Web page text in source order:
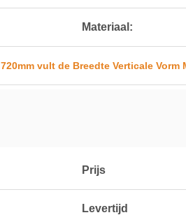
Materiaal:
720mm vult de Breedte Verticale Vorm
Prijs
Levertijd